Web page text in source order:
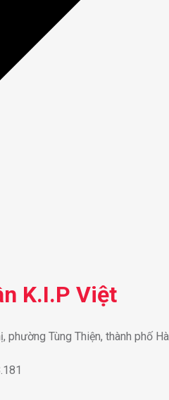
K.I.P Việt
phường Tùng Thiện, thành phố Hà